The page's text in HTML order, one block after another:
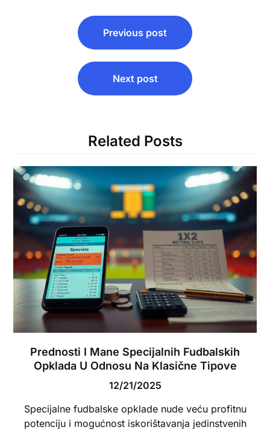
navigation
Previous post
Next post
Related Posts
Prednosti I Mane Specijalnih Fudbalskih
Opklada U Odnosu Na Klasične Tipove
12/21/2025
Specijalne fudbalske opklade nude veću profitnu
potenciju i mogućnost iskorištavanja jedinstvenih